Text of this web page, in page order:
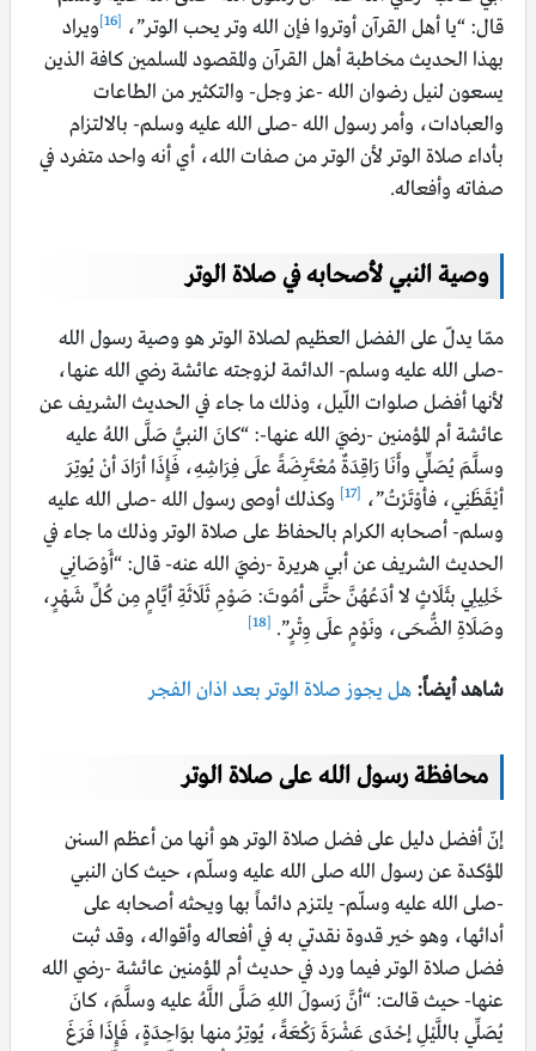
قال: “يا أهل القرآن أوتروا فإن الله وتر يحب الوتر”، [16]
ويراد
بهذا الحديث مخاطبة أهل القرآن والمقصود المسلمين كافة الذين
يسعون لنيل رضوان الله -عز وجل- والتكثير من الطاعات
والعبادات، وأمر رسول الله -صلى الله عليه وسلم- بالالتزام
بأداء صلاة الوتر لأن الوتر من صفات الله، أي أنه واحد متفرد في
صفاته وأفعاله.
وصية النبي لأصحابه في صلاة الوتر
ممّا يدلّ على الفضل العظيم لصلاة الوتر هو وصية رسول الله
-صلى الله عليه وسلم- الدائمة لزوجته عائشة رضي الله عنها،
لأنها أفضل صلوات اللّيل، وذلك ما جاء في الحديث الشريف عن
عائشة أم المؤمنين -رضيَ الله عنها-: “كانَ النبيُّ صَلَّى اللهُ عليه
وسلَّمَ يُصَلِّي وأَنَا رَاقِدَةٌ مُعْتَرِضَةً علَى فِرَاشِهِ، فَإِذَا أرَادَ أنْ يُوتِرَ
أيْقَظَنِي، فأوْتَرْتُ”، [17]
وكذلك أوصى رسول الله -صلى الله عليه
وسلم- أصحابه الكرام بالحفاظ على صلاة الوتر وذلك ما جاء في
الحديث الشريف عن أبي هريرة -رضيَ الله عنه- قال: “أَوْصَانِي
خَلِيلِي بثَلَاثٍ لا أدَعُهُنَّ حتَّى أمُوتَ: صَوْمِ ثَلَاثَةِ أيَّامٍ مِن كُلِّ شَهْرٍ،
وصَلَاةِ الضُّحَى، ونَوْمٍ علَى وِتْرٍ”. [18]
شاهد أيضاً: هل يجوز صلاة الوتر بعد اذان الفجر
محافظة رسول الله على صلاة الوتر
إنّ أفضل دليل على فضل صلاة الوتر هو أنها من أعظم السنن
المؤكدة عن رسول الله صلى الله عليه وسلّم، حيث كان النبي
-صلى الله عليه وسلّم- يلتزم دائماً بها ويحثه أصحابه على
أدائها، وهو خير قدوة نقدتي به في أفعاله وأقواله، وقد ثبت
فضل صلاة الوتر فيما ورد في حديث أم المؤمنين عائشة -رضي الله
عنها- حيث قالت: “أنَّ رَسولَ اللهِ صَلَّى اللَّهُ عليه وسلَّمَ، كانَ
يُصَلِّي باللَّيْلِ إحْدَى عَشْرَةَ رَكْعَةً، يُوتِرُ منها بوَاحِدَةٍ، فَإِذَا فَرَغَ